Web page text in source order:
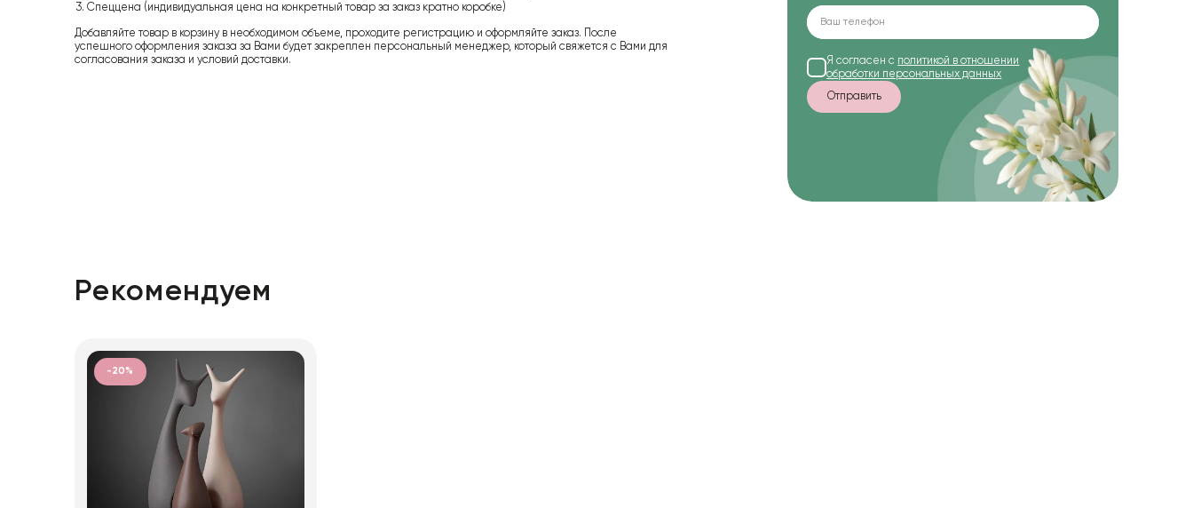
Спеццена (индивидуальная цена на конкретный товар за заказ кратно коробке)
Добавляйте товар в корзину в необходимом объеме, проходите регистрацию и оформляйте заказ. После
успешного оформления заказа за Вами будет закреплен персональный менеджер, который свяжется с Вами для
согласования заказа и условий доставки.
Я согласен с политикой в отношении
обработки персональных данных
Отправить
Рекомендуем
-20%